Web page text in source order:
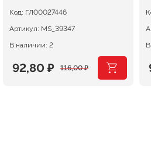
Код: ГЛ00027446
Артикул: MS_39347
В наличии: 2
116,00₽
Первоначальная
92,80 ₽
Текущая